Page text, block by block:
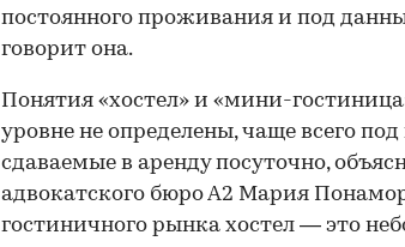
постоянного проживания и под
говорит она.
Понятия «хостел» и «мини-
уровне не определены, чаще всего
сдаваемые в аренду посуточно,
адвокатского бюро А2 Мария
гостиничного рынка хостел — это